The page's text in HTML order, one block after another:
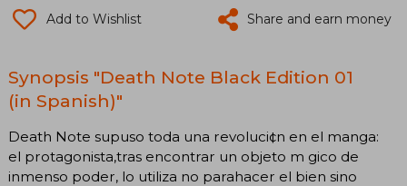
Add to Wishlist Share and earn money
Synopsis "Death Note Black Edition 01
(in Spanish)"
Death Note supuso toda una revoluci¢n en el manga:
el protagonista,tras encontrar un objeto m gico de
inmenso poder, lo utiliza no parahacer el bien sino